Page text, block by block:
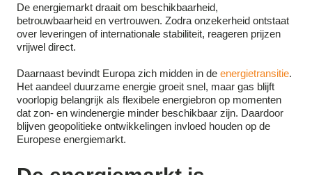
De energiemarkt draait om beschikbaarheid,
betrouwbaarheid en vertrouwen. Zodra onzekerheid ontstaat
over leveringen of internationale stabiliteit, reageren prijzen
vrijwel direct.
Daarnaast bevindt Europa zich midden in de energietransitie.
Het aandeel duurzame energie groeit snel, maar gas blijft
voorlopig belangrijk als flexibele energiebron op momenten
dat zon- en windenergie minder beschikbaar zijn. Daardoor
blijven geopolitieke ontwikkelingen invloed houden op de
Europese energiemarkt.